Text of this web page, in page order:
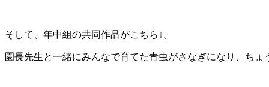
そして、年中組の共同作品がこちら↓。
園長先生と一緒にみんなで育てた青虫がさなぎになり、ち